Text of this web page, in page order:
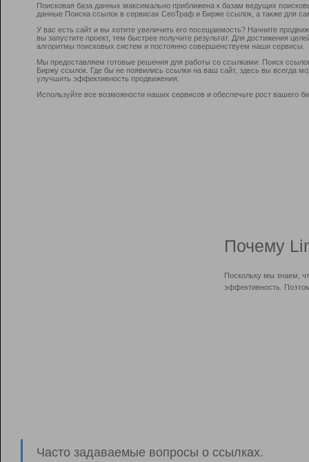
Поисковая база данных максимально приближена к базам ведущих
данные Поиска ссылок в сервисах СеоТраф и Бирже ссылок, а также для
У вас есть сайт и вы хотите увеличить его посещаемость? Начните
вы запустите проект, тем быстрее получите результат. Для достижения
алгоритмы поисковых систем и постоянно совершенствуем наши сервисы.
Мы предоставляем готовые решения для работы со ссылками: Поиск
Биржу ссылок. Где бы не появились ссылки на ваш сайт, здесь вы всегда
улучшить эффективность продвижения.
Используйте все возможности наших сервисов и обеспечьте рост вашего
Почему
Поскольку мы знаем,
эффективность.
Часто задаваемые вопросы о ссылках.